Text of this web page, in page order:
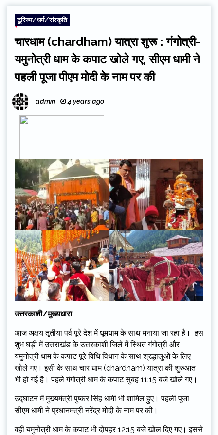
टूरिज्म/धर्म/संस्कृति
चारधाम (chardham) यात्रा शुरू : गंगोत्री-
यमुनोत्री धाम के कपाट खोले गए, सीएम धामी ने
पहली पूजा पीएम मोदी के नाम पर की
admin 4 years ago
उत्तरकाशी/मुख्यधारा
आज अक्षय तृतीया पर्व पूरे देश में धूमधाम के साथ मनाया जा रहा है। ‌ इस
शुभ घड़ी में उत्तराखंड के उत्तरकाशी जिले में स्थित गंगोत्री और
यमुनोत्री धाम के कपाट पूरे विधि विधान के साथ श्रद्धालुओं के लिए
खोले गए। इसी के साथ चार धाम (chardham) यात्रा की शुरुआत
भी हो गई है। पहले गंगोत्री धाम के कपाट सुबह 11:15 बजे खोले गए।
उद्घाटन में मुख्यमंत्री पुष्कर सिंह धामी भी शामिल हुए। पहली पूजा
सीएम धामी ने प्रधानमंत्री नरेंद्र मोदी के नाम पर की।
वहीं यमुनोत्री धाम के कपाट भी दोपहर 12:15 बजे खोल दिए गए। इससे